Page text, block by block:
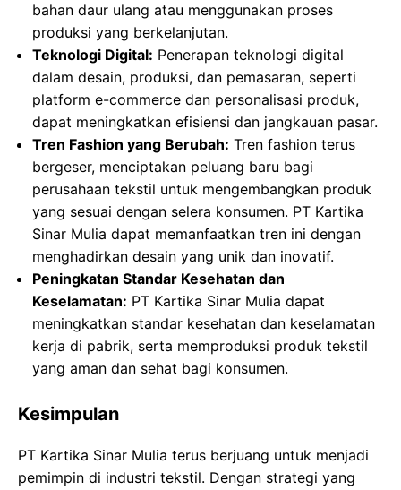
bahan daur ulang atau menggunakan proses
produksi yang berkelanjutan.
Teknologi Digital: Penerapan teknologi digital
dalam desain, produksi, dan pemasaran, seperti
platform e-commerce dan personalisasi produk,
dapat meningkatkan efisiensi dan jangkauan pasar.
Tren Fashion yang Berubah: Tren fashion terus
bergeser, menciptakan peluang baru bagi
perusahaan tekstil untuk mengembangkan produk
yang sesuai dengan selera konsumen. PT Kartika
Sinar Mulia dapat memanfaatkan tren ini dengan
menghadirkan desain yang unik dan inovatif.
Peningkatan Standar Kesehatan dan
Keselamatan: PT Kartika Sinar Mulia dapat
meningkatkan standar kesehatan dan keselamatan
kerja di pabrik, serta memproduksi produk tekstil
yang aman dan sehat bagi konsumen.
Kesimpulan
PT Kartika Sinar Mulia terus berjuang untuk menjadi
pemimpin di industri tekstil. Dengan strategi yang